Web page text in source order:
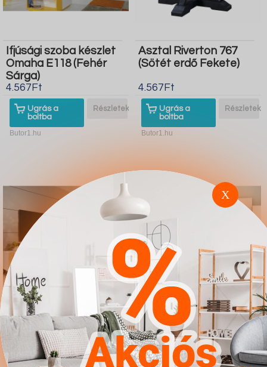
Ifjúsági szoba készlet
Omaha E118 (Fehér
Sárga)
4.567Ft
Ugrás a
boltba
Részletek
Butor1.hu
Asztal Riverton 767
(Sötét erdő Fekete)
4.567Ft
Ugrás a
boltba
Részletek
Butor1.hu
Nappali szett Charlotte
185 (Fehér Craft tölgy)
4.567Ft
Konyhabútor Mode 137
4.567Ft
X